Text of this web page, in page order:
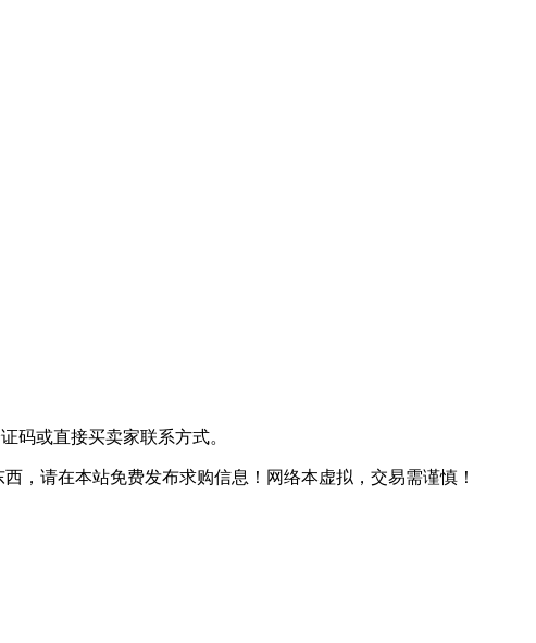
码或直接买卖家联系方式。
，请在本站免费发布求购信息！ 网络本虚拟，交易需谨慎！